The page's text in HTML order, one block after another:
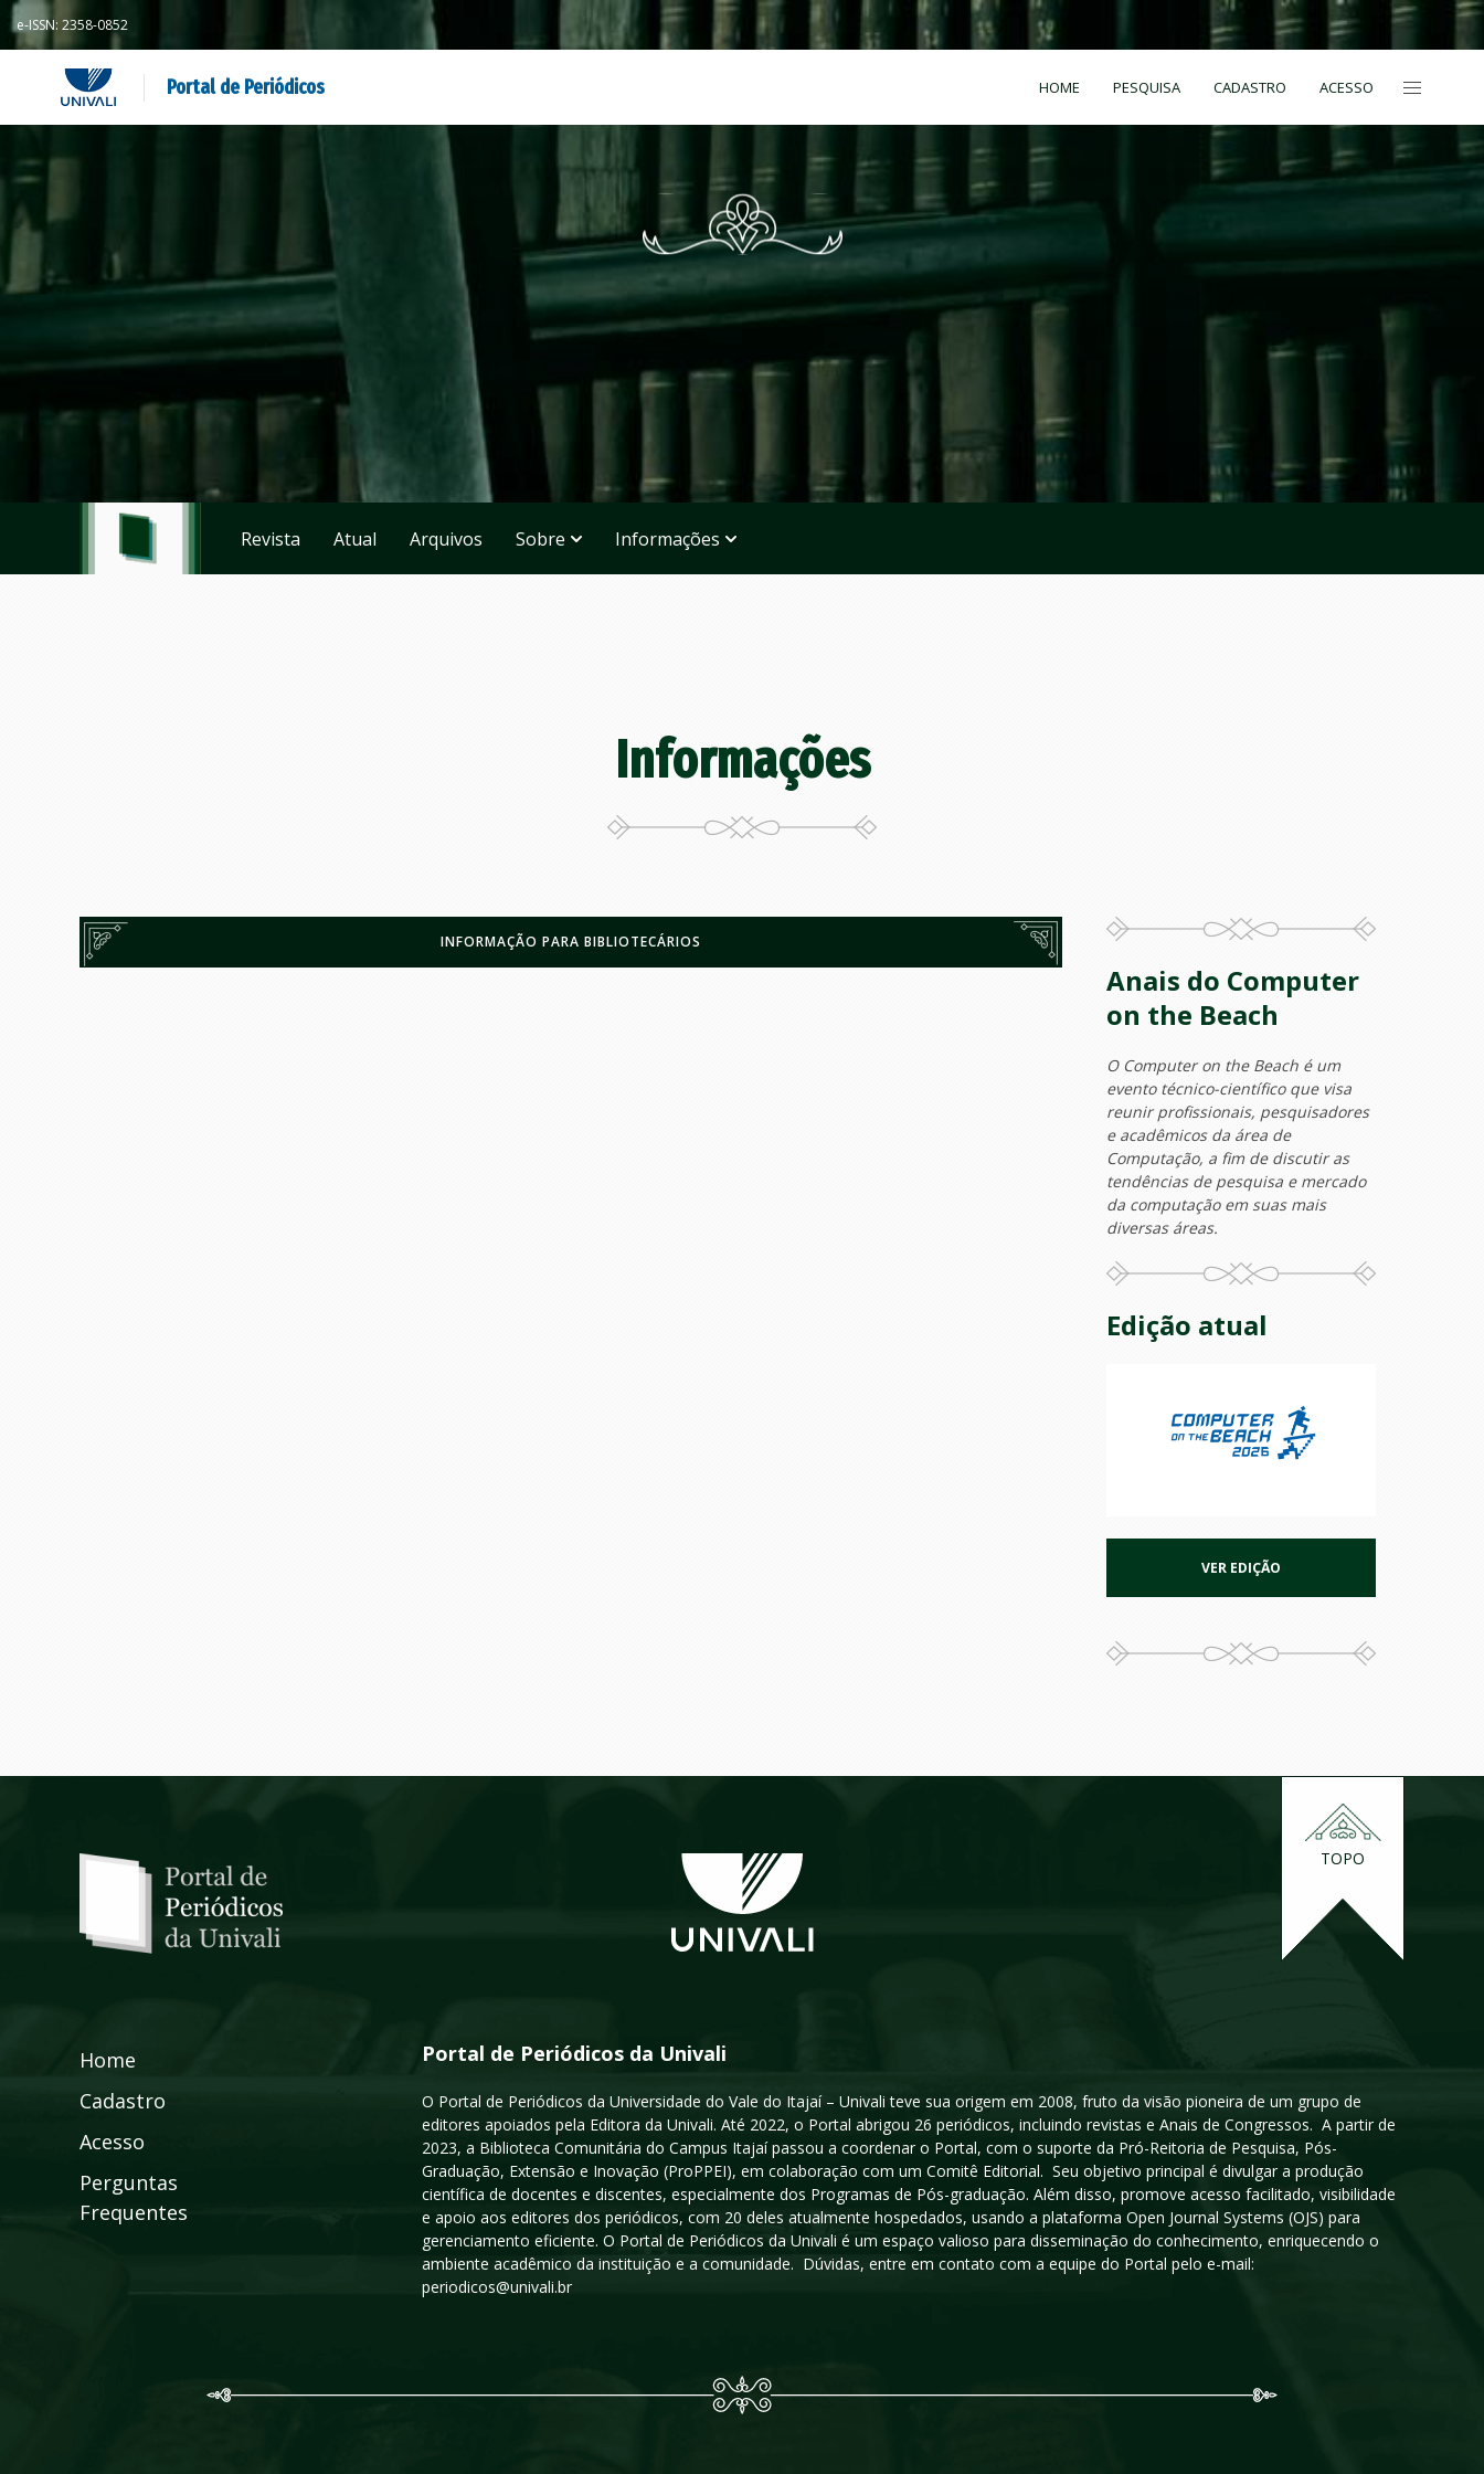
e-ISSN: 2358-0852
Portal de Periódicos HOME PESQUISA CADASTRO ACESSO
Revista Atual Arquivos Sobre Informações
Informações
INFORMAÇÃO PARA BIBLIOTECÁRIOS
Anais do Computer
on the Beach
O Computer on the Beach é um
evento técnico-científico que visa
reunir profissionais, pesquisadores
e acadêmicos da área de
Computação, a fim de discutir as
tendências de pesquisa e mercado
da computação em suas mais
diversas áreas.
Edição atual
VER EDIÇÃO
TOPO
Home
Cadastro
Acesso
Perguntas
Frequentes
Portal de Periódicos da Univali
O Portal de Periódicos da Universidade do Vale do Itajaí – Univali teve sua origem em 2008, fruto da visão pioneira de um grupo de
editores apoiados pela Editora da Univali. Até 2022, o Portal abrigou 26 periódicos, incluindo revistas e Anais de Congressos. A partir de
2023, a Biblioteca Comunitária do Campus Itajaí passou a coordenar o Portal, com o suporte da Pró-Reitoria de Pesquisa, Pós-
Graduação, Extensão e Inovação (ProPPEI), em colaboração com um Comitê Editorial. Seu objetivo principal é divulgar a produção
científica de docentes e discentes, especialmente dos Programas de Pós-graduação. Além disso, promove acesso facilitado, visibilidade
e apoio aos editores dos periódicos, com 20 deles atualmente hospedados, usando a plataforma Open Journal Systems (OJS) para
gerenciamento eficiente. O Portal de Periódicos da Univali é um espaço valioso para disseminação do conhecimento, enriquecendo o
ambiente acadêmico da instituição e a comunidade. Dúvidas, entre em contato com a equipe do Portal pelo e-mail:
periodicos@univali.br